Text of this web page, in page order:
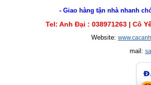
- Giao hàng tận nhà nhanh chóng. Cá
Tel: Anh Đại : 038971263 | Cô
Website:
mail: